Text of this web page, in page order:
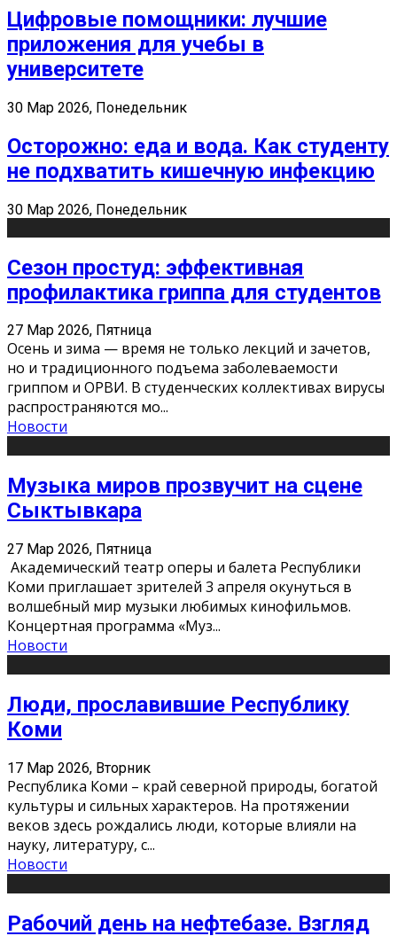
Цифровые помощники: лучшие
приложения для учебы в
университете
30 Мар 2026, Понедельник
Осторожно: еда и вода. Как студенту
не подхватить кишечную инфекцию
30 Мар 2026, Понедельник
Сезон простуд: эффективная
профилактика гриппа для студентов
27 Мар 2026, Пятница
Осень и зима — время не только лекций и зачетов,
но и традиционного подъема заболеваемости
гриппом и ОРВИ. В студенческих коллективах вирусы
распространяются мо...
Новости
Музыка миров прозвучит на сцене
Сыктывкара
27 Мар 2026, Пятница
Академический театр оперы и балета Республики
Коми приглашает зрителей 3 апреля окунуться в
волшебный мир музыки любимых кинофильмов.
Концертная программа «Муз...
Новости
Люди, прославившие Республику
Коми
17 Мар 2026, Вторник
Республика Коми – край северной природы, богатой
культуры и сильных характеров. На протяжении
веков здесь рождались люди, которые влияли на
науку, литературу, с...
Новости
Рабочий день на нефтебазе. Взгляд